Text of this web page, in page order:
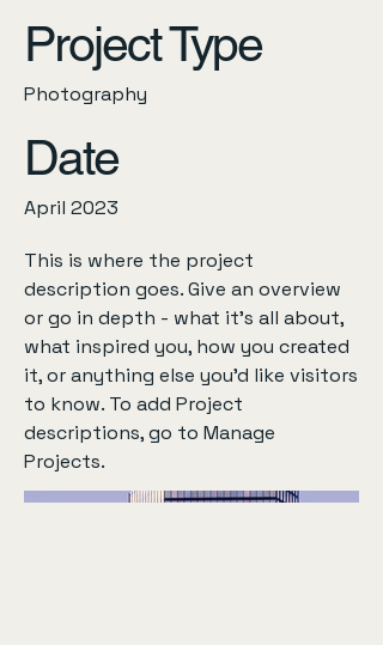
Project Type
Photography
Date
April 2023
This is where the project
description goes. Give an overview
or go in depth - what it's all about,
what inspired you, how you created
it, or anything else you'd like visitors
to know. To add Project
descriptions, go to Manage
Projects.